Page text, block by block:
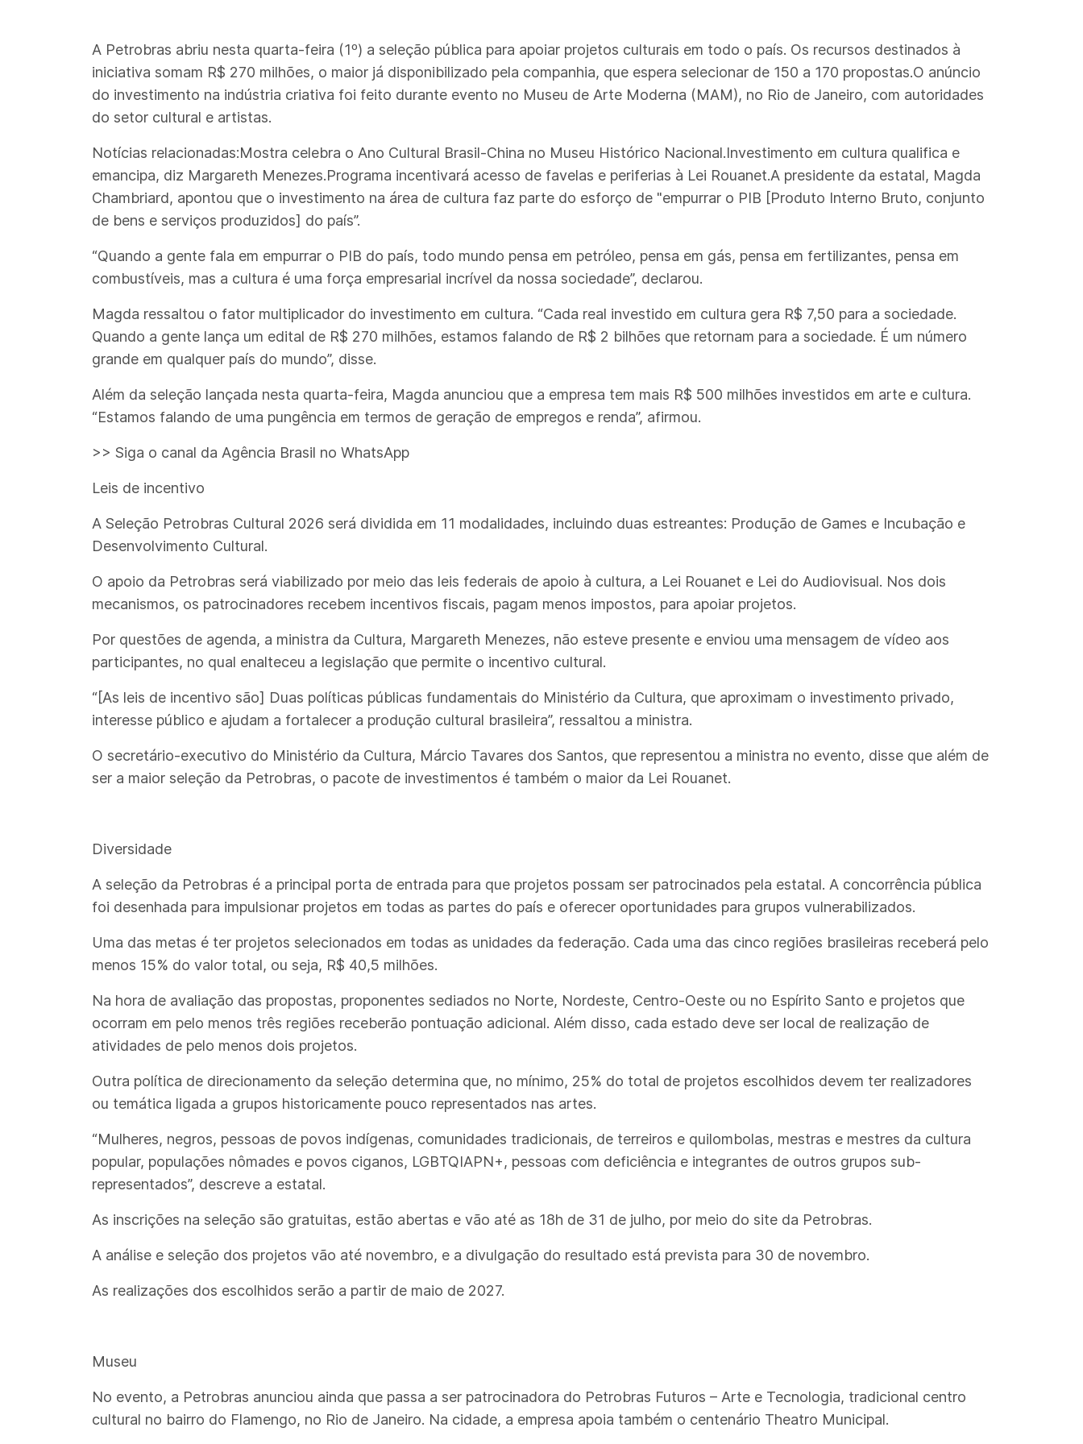
A Petrobras abriu nesta quarta-feira (1º) a seleção pública para apoiar projetos culturais em todo o país. Os recursos destinados à
iniciativa somam R$ 270 milhões, o maior já disponibilizado pela companhia, que espera selecionar de 150 a 170 propostas.O anúncio
do investimento na indústria criativa foi feito durante evento no Museu de Arte Moderna (MAM), no Rio de Janeiro, com autoridades
do setor cultural e artistas.
Notícias relacionadas:Mostra celebra o Ano Cultural Brasil-China no Museu Histórico Nacional.Investimento em cultura qualifica e
emancipa, diz Margareth Menezes.Programa incentivará acesso de favelas e periferias à Lei Rouanet.A presidente da estatal, Magda
Chambriard, apontou que o investimento na área de cultura faz parte do esforço de "empurrar o PIB [Produto Interno Bruto, conjunto
de bens e serviços produzidos] do país”.
“Quando a gente fala em empurrar o PIB do país, todo mundo pensa em petróleo, pensa em gás, pensa em fertilizantes, pensa em
combustíveis, mas a cultura é uma força empresarial incrível da nossa sociedade”, declarou.
Magda ressaltou o fator multiplicador do investimento em cultura. “Cada real investido em cultura gera R$ 7,50 para a sociedade.
Quando a gente lança um edital de R$ 270 milhões, estamos falando de R$ 2 bilhões que retornam para a sociedade. É um número
grande em qualquer país do mundo”, disse.
Além da seleção lançada nesta quarta-feira, Magda anunciou que a empresa tem mais R$ 500 milhões investidos em arte e cultura.
“Estamos falando de uma pungência em termos de geração de empregos e renda”, afirmou.
>> Siga o canal da Agência Brasil no WhatsApp
Leis de incentivo
A Seleção Petrobras Cultural 2026 será dividida em 11 modalidades, incluindo duas estreantes: Produção de Games e Incubação e
Desenvolvimento Cultural.
O apoio da Petrobras será viabilizado por meio das leis federais de apoio à cultura, a Lei Rouanet e Lei do Audiovisual. Nos dois
mecanismos, os patrocinadores recebem incentivos fiscais, pagam menos impostos, para apoiar projetos.
Por questões de agenda, a ministra da Cultura, Margareth Menezes, não esteve presente e enviou uma mensagem de vídeo aos
participantes, no qual enalteceu a legislação que permite o incentivo cultural.
“[As leis de incentivo são] Duas políticas públicas fundamentais do Ministério da Cultura, que aproximam o investimento privado,
interesse público e ajudam a fortalecer a produção cultural brasileira”, ressaltou a ministra.
O secretário-executivo do Ministério da Cultura, Márcio Tavares dos Santos, que representou a ministra no evento, disse que além de
ser a maior seleção da Petrobras, o pacote de investimentos é também o maior da Lei Rouanet.
Diversidade
A seleção da Petrobras é a principal porta de entrada para que projetos possam ser patrocinados pela estatal. A concorrência pública
foi desenhada para impulsionar projetos em todas as partes do país e oferecer oportunidades para grupos vulnerabilizados.
Uma das metas é ter projetos selecionados em todas as unidades da federação. Cada uma das cinco regiões brasileiras receberá pelo
menos 15% do valor total, ou seja, R$ 40,5 milhões.
Na hora de avaliação das propostas, proponentes sediados no Norte, Nordeste, Centro-Oeste ou no Espírito Santo e projetos que
ocorram em pelo menos três regiões receberão pontuação adicional. Além disso, cada estado deve ser local de realização de
atividades de pelo menos dois projetos.
Outra política de direcionamento da seleção determina que, no mínimo, 25% do total de projetos escolhidos devem ter realizadores
ou temática ligada a grupos historicamente pouco representados nas artes.
“Mulheres, negros, pessoas de povos indígenas, comunidades tradicionais, de terreiros e quilombolas, mestras e mestres da cultura
popular, populações nômades e povos ciganos, LGBTQIAPN+, pessoas com deficiência e integrantes de outros grupos sub-
representados”, descreve a estatal.
As inscrições na seleção são gratuitas, estão abertas e vão até as 18h de 31 de julho, por meio do site da Petrobras.
A análise e seleção dos projetos vão até novembro, e a divulgação do resultado está prevista para 30 de novembro.
As realizações dos escolhidos serão a partir de maio de 2027.
Museu
No evento, a Petrobras anunciou ainda que passa a ser patrocinadora do Petrobras Futuros – Arte e Tecnologia, tradicional centro
cultural no bairro do Flamengo, no Rio de Janeiro. Na cidade, a empresa apoia também o centenário Theatro Municipal.